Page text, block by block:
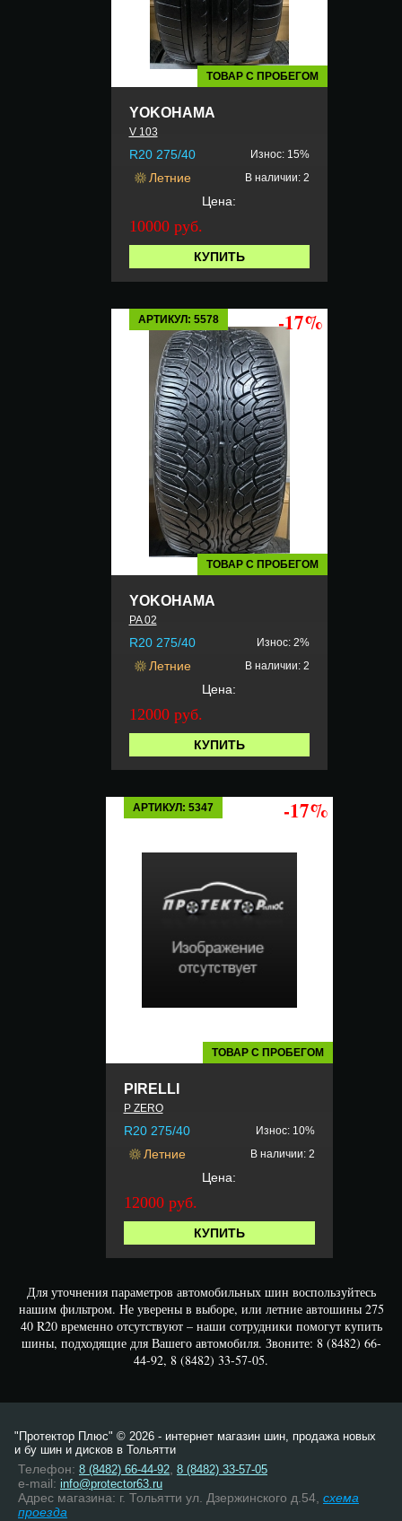
ТОВАР С ПРОБЕГОМ
YOKOHAMA
V 103
R20 275/40 Износ: 15%
Летние В наличии: 2
Цена:
10000 руб.
КУПИТЬ
АРТИКУЛ: 5578 -17%
ТОВАР С ПРОБЕГОМ
YOKOHAMA
PA 02
R20 275/40 Износ: 2%
Летние В наличии: 2
Цена:
12000 руб.
КУПИТЬ
АРТИКУЛ: 5347 -17%
ТОВАР С ПРОБЕГОМ
PIRELLI
P ZERO
R20 275/40 Износ: 10%
Летние В наличии: 2
Цена:
12000 руб.
КУПИТЬ
Для уточнения параметров автомобильных шин воспользуйтесь
нашим фильтром. Не уверены в выборе, или летние автошины 275
40 R20 временно отсутствуют – наши сотрудники помогут купить
шины, подходящие для Вашего автомобиля. Звоните: 8 (8482) 66-
44-92, 8 (8482) 33-57-05.
"Протектор Плюс" © 2026 - интернет магазин шин, продажа новых
и бу шин и дисков в Тольятти
Телефон: 8 (8482) 66-44-92 8 (8482) 33-57-05
e-mail: info@protector63.ru
Адрес магазина: г. Тольятти ул. Дзержинского д.54, схема
проезда